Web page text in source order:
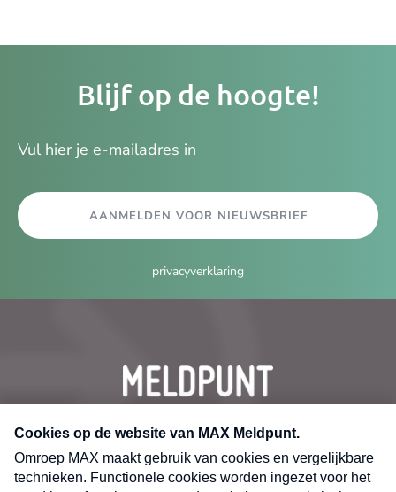
Blijf op de hoogte!
AANMELDEN VOOR NIEUWSBRIEF
privacyverklaring
CONTACT